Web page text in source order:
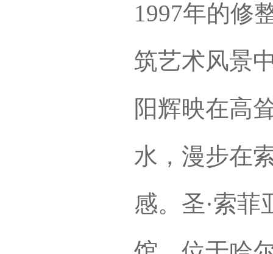
1997年的修
筑艺术风景
阳辉映在高
水，漫步在
感。圣·索菲